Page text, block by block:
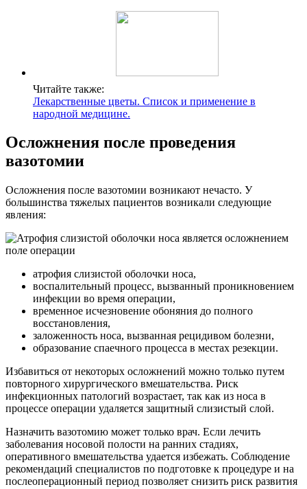
Читайте также:
Лекарственные цветы. Список и применение в
народной медицине.
Осложнения после проведения
вазотомии
Осложнения после вазотомии возникают нечасто. У
большинства тяжелых пациентов возникали следующие
явления:
атрофия слизистой оболочки носа,
воспалительный процесс, вызванный проникновением
инфекции во время операции,
временное исчезновение обоняния до полного
восстановления,
заложенность носа, вызванная рецидивом болезни,
образование спаечного процесса в местах резекции.
Избавиться от некоторых осложнений можно только путем
повторного хирургического вмешательства. Риск
инфекционных патологий возрастает, так как из носа в
процессе операции удаляется защитный слизистый слой.
Назначить вазотомию может только врач. Если лечить
заболевания носовой полости на ранних стадиях,
оперативного вмешательства удается избежать. Соблюдение
рекомендаций специалистов по подготовке к процедуре и на
послеоперационный период позволяет снизить риск развития